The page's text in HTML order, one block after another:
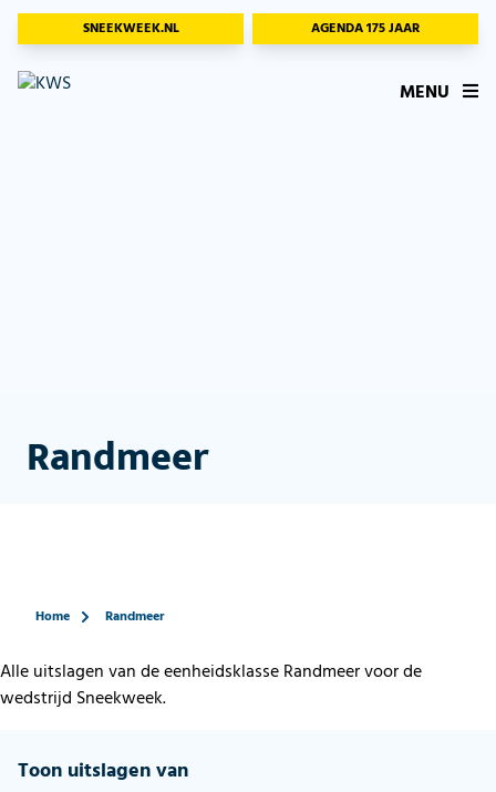
SNEEKWEEK.NL AGENDA 175 JAAR
MENU
Randmeer
Home Randmeer
Alle uitslagen van de eenheidsklasse Randmeer voor de
wedstrijd Sneekweek.
Toon uitslagen van